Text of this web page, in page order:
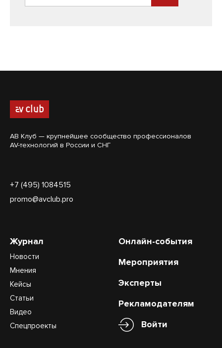
АВ Клуб — крупнейшее сообщество профессионалов
AV-технологий в России и СНГ
+7 (495) 1084515
promo@avclub.pro
Журнал
Новости
Мнения
Кейсы
Статьи
Видео
Спецпроекты
Онлайн-события
Мероприятия
Эксперты
Рекламодателям
Войти